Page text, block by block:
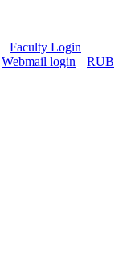
Faculty Login
Webmail login
RUB